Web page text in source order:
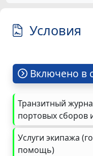
Условия
Включено в
Транзитный
портовых
Услуги экипажа
помощь)